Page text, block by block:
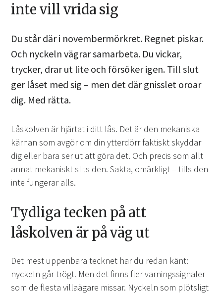
inte vill vrida sig
Du står där i novembermörkret. Regnet piskar.
Och nyckeln vägrar samarbeta. Du vickar,
trycker, drar ut lite och försöker igen. Till slut
ger låset med sig – men det där gnisslet oroar
dig. Med rätta.
Låskolven är hjärtat i ditt lås. Det är den mekaniska
kärnan som avgör om din ytterdörr faktiskt skyddar
dig eller bara ser ut att göra det. Och precis som allt
annat mekaniskt slits den. Sakta, omärkligt – tills den
inte fungerar alls.
Tydliga tecken på att
låskolven är på väg ut
Det mest uppenbara tecknet har du redan känt:
nyckeln går trögt. Men det finns fler varningssignaler
som de flesta villaägare missar. Nyckeln som plötsligt